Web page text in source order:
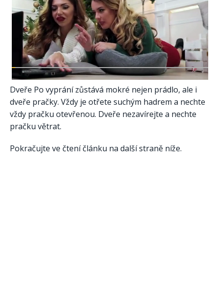
Dveře Po vyprání zůstává mokré nejen prádlo, ale i
dveře pračky. Vždy je otřete suchým hadrem a nechte
vždy pračku otevřenou. Dveře nezavírejte a nechte
pračku větrat.
Pokračujte ve čtení článku na další straně níže.